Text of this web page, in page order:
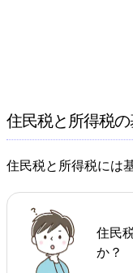
住民税と所得税
住民税と所得税には
住民
か？